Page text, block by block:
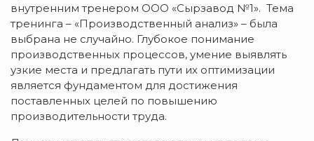
внутренним тренером ООО «Сырзавод №1». Тема
тренинга – «Производственный анализ» – была
выбрана не случайно. Глубокое понимание
производственных процессов, умение выявлять
узкие места и предлагать пути их оптимизации
является фундаментом для достижения
поставленных целей по повышению
производительности труда.